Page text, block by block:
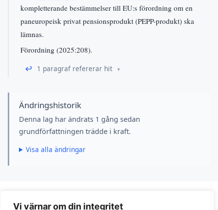
Vi värnar om din integritet
kompletterande bestämmelser till EU:s förordning om en
paneuropeisk privat pensionsprodukt (PEPP-produkt) ska
lämnas.
Förordning (2025:208).
↩ 1 paragraf refererar hit
Ändringshistorik
Denna lag har ändrats 1 gång sedan
grundförfattningen trädde i kraft.
Visa alla ändringar